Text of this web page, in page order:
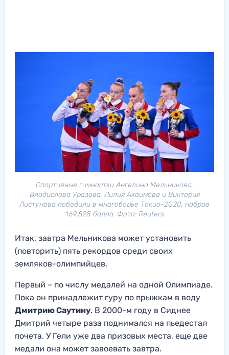
Спортивные гимнастки Ангелина Мельникова,
Владислава Уразова, Лилия Ахаимова и Виктория
Листунова победили в многоборье Токио-2020, набрав
169,528 балла. Фото: Reuters
Итак, завтра Мельникова может установить
(повторить) пять рекордов среди своих
земляков-олимпийцев.
Первый – по числу медалей на одной Олимпиаде.
Пока он принадлежит гуру по прыжкам в воду
Дмитрию Саутину. В 2000-м году в Сиднее
Дмитрий четыре раза поднимался на пьедестал
почета. У Гели уже два призовых места, еще две
медали она может завоевать завтра.